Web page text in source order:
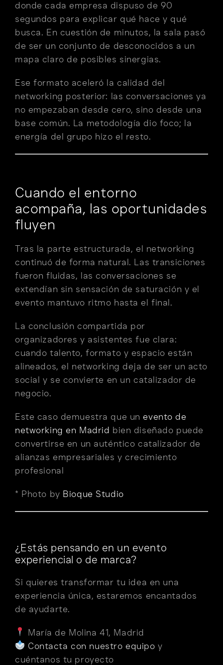
donde cada empresa dispuso de 90
segundos para explicar qué hace y qué
busca. En cuestión de minutos, la sala pasó
de ser un conjunto de desconocidos a un
mapa claro de posibles sinergias.
Ese formato aceleró la calidad del
networking posterior: las conversaciones ya
no empezaban desde cero, sino desde una
base común. La metodología dio foco; la
energía del grupo hizo el resto.
Cuando el entorno
acompaña, las oportunidades
fluyen
Tras la parte estructurada, el networking
continuó de forma natural. Las transiciones
fueron fluidas, las conversaciones se
extendían sin sensación de saturación y el
evento mantuvo ritmo hasta el final.
La conclusión compartida por
organizadores y asistentes fue clara:
cuando talento, formato y espacio están
alineados, el networking deja de ser un acto
social y se convierte en un catalizador de
negocio.
Este caso demuestra que un evento de
networking en Madrid bien diseñado puede
convertirse en un auténtico catalizador de
alianzas empresariales y crecimiento
profesional
* Photo by Bioque Studio
¿Estás pensando en un evento
experiencial o de marca?
Si quieres transformar tu idea en una
experiencia única, estaremos encantados
de ayudarte.
María de Molina 41, Madrid
Contacta con nuestro equipo y
cuéntanos tu proyecto